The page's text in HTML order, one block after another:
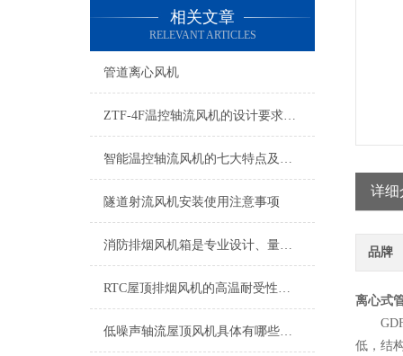
相关文章
RELEVANT ARTICLES
管道离心风机
ZTF-4F温控轴流风机的设计要求及安装前须知
智能温控轴流风机的七大特点及安装方法
隧道射流风机安装使用注意事项
消防排烟风机箱是专业设计、量身制作的新型通风产品
RTC屋顶排烟风机的高温耐受性能解析
低噪声轴流屋顶风机具体有哪些特点
详细
品牌
离心式
GDF
低，结